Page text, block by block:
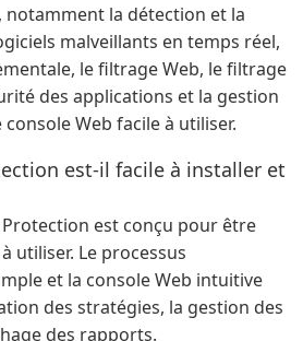
la détection et la
malveillants en temps réel,
le filtrage Web, le filtrage
des applications et la gestion
Web facile à utiliser.
est-il facile à installer et
Protection est conçu pour être
utiliser. Le processus
et la console Web intuitive
des stratégies, la gestion des
des rapports.